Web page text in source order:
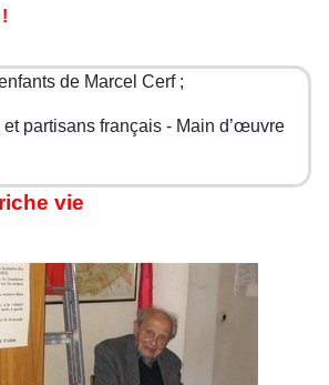
de Marcel Cerf ;
et partisans français - Main d’œuvre
vie